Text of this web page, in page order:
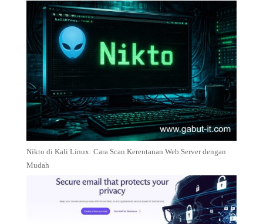
Nikto di Kali Linux: Cara Scan Kerentanan Web Server dengan
Mudah